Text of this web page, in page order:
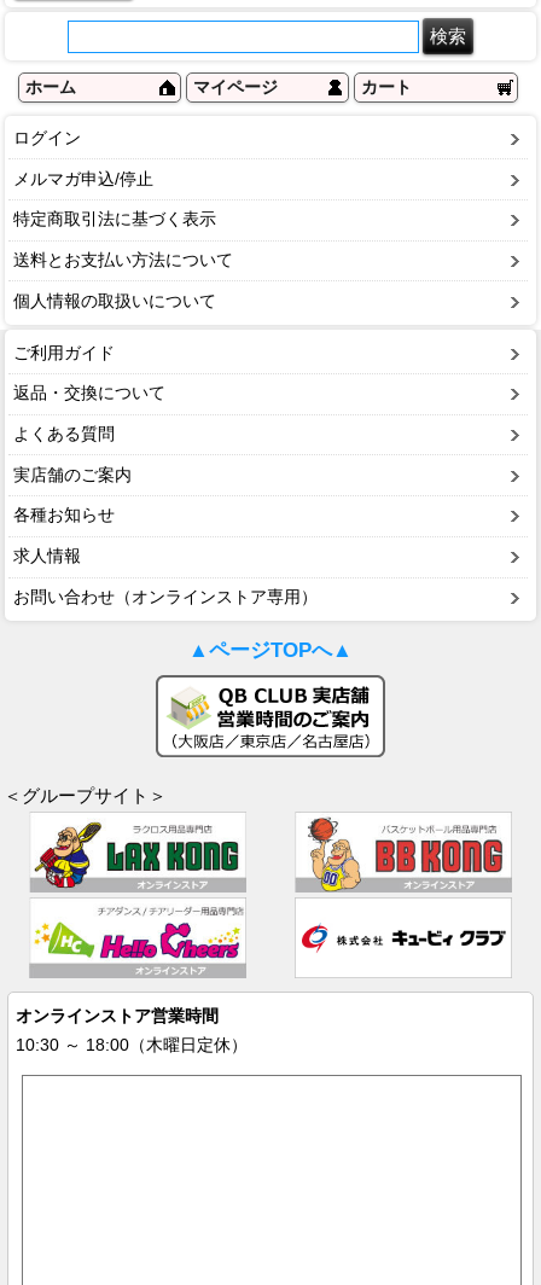
ホーム マイページ カート
ログイン
メルマガ申込/停止
特定商取引法に基づく表示
送料とお支払い方法について
個人情報の取扱いについて
ご利用ガイド
返品・交換について
よくある質問
実店舗のご案内
各種お知らせ
求人情報
お問い合わせ（オンラインストア専用）
▲ページTOPへ▲
＜グループサイト＞
オンラインストア営業時間
10:30 ～ 18:00（木曜日定休）